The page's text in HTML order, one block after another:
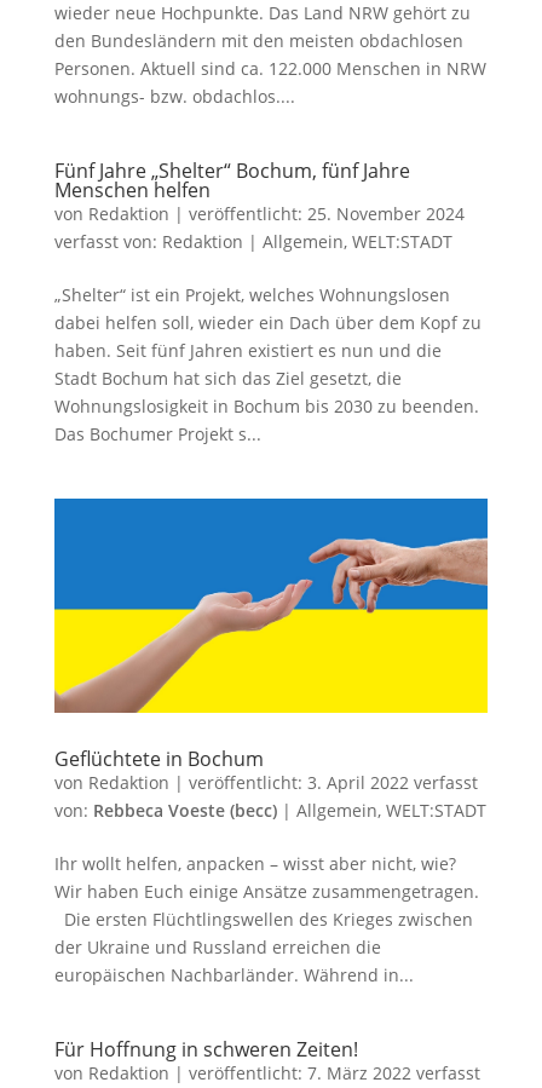
wieder neue Hochpunkte. Das Land NRW gehört zu
den Bundesländern mit den meisten obdachlosen
Personen. Aktuell sind ca. 122.000 Menschen in NRW
wohnungs- bzw. obdachlos....
Fünf Jahre „Shelter“ Bochum, fünf Jahre
Menschen helfen
von Redaktion | veröffentlicht: 25. November 2024
verfasst von: Redaktion | Allgemein, WELT:STADT
„Shelter“ ist ein Projekt, welches Wohnungslosen
dabei helfen soll, wieder ein Dach über dem Kopf zu
haben. Seit fünf Jahren existiert es nun und die
Stadt Bochum hat sich das Ziel gesetzt, die
Wohnungslosigkeit in Bochum bis 2030 zu beenden.
Das Bochumer Projekt s...
Geflüchtete in Bochum
von Redaktion | veröffentlicht: 3. April 2022verfasst
von: Rebbeca Voeste (becc)| Allgemein, WELT:STADT
Ihr wollt helfen, anpacken – wisst aber nicht, wie?
Wir haben Euch einige Ansätze zusammengetragen.
Die ersten Flüchtlingswellen des Krieges zwischen
der Ukraine und Russland erreichen die
europäischen Nachbarländer. Während in...
Für Hoffnung in schweren Zeiten!
von Redaktion | veröffentlicht: 7. März 2022verfasst